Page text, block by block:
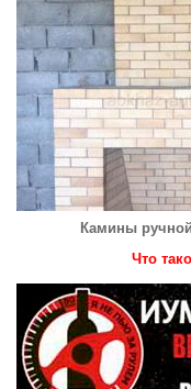
Камины
Что